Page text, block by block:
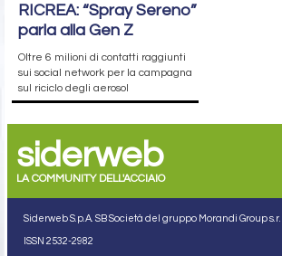
RICREA: “Spray Sereno”
parla alla Gen Z
Oltre 6 milioni di contatti raggiunti
sui social network per la campagna
sul riciclo degli aerosol
siderweb
LA COMMUNITY DELL'ACCIAIO
Siderweb S.p.A. SB Società del gruppo Morandi Group s.r.l.
ISSN 2532-2982